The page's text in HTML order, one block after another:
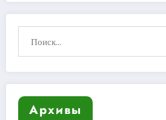
Архивы